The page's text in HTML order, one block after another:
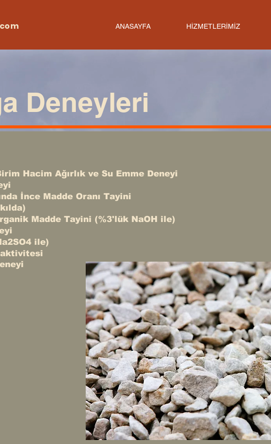
ANASAYFA HİZMETLERİMİZ
Deneyleri
Hacim Ağırlık ve Su Emme Deneyi
İnce Madde Oranı Tayini
Madde Tayini (%3'lük NaOH ile)
ile)
Deneyi